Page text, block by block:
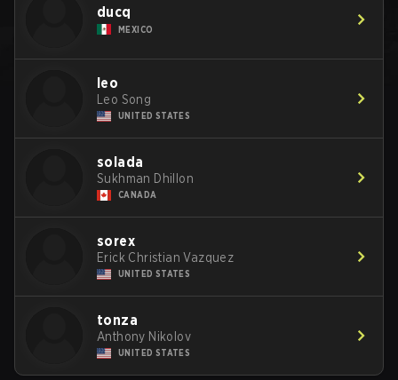
ducq
MEXICO
leo
Leo Song
UNITED STATES
solada
Sukhman Dhillon
CANADA
sorex
Erick Christian Vazquez
UNITED STATES
tonza
Anthony Nikolov
UNITED STATES